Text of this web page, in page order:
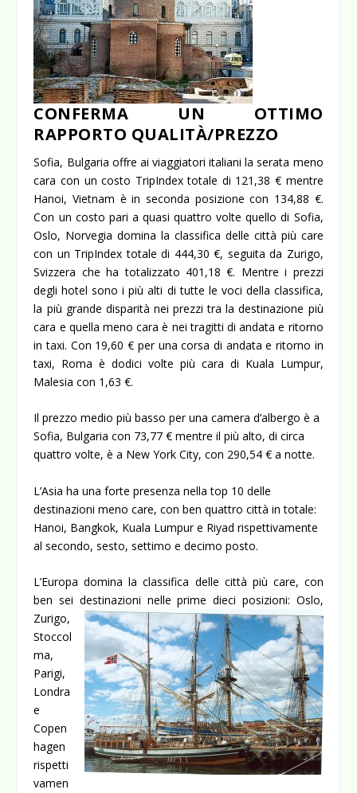
CONFERMA UN OTTIMO
RAPPORTO QUALITÀ/PREZZO
Sofia, Bulgaria offre ai viaggiatori italiani la serata meno
cara con un costo TripIndex totale di 121,38 € mentre
Hanoi, Vietnam è in seconda posizione con 134,88 €.
Con un costo pari a quasi quattro volte quello di Sofia,
Oslo, Norvegia domina la classifica delle città più care
con un TripIndex totale di 444,30 €, seguita da Zurigo,
Svizzera che ha totalizzato 401,18 €. Mentre i prezzi
degli hotel sono i più alti di tutte le voci della classifica,
la più grande disparità nei prezzi tra la destinazione più
cara e quella meno cara è nei tragitti di andata e ritorno
in taxi. Con 19,60 € per una corsa di andata e ritorno in
taxi, Roma è dodici volte più cara di Kuala Lumpur,
Malesia con 1,63 €.
Il prezzo medio più basso per una camera d’albergo è a
Sofia, Bulgaria con 73,77 € mentre il più alto, di circa
quattro volte, è a New York City, con 290,54 € a notte.
L’Asia ha una forte presenza nella top 10 delle
destinazioni meno care, con ben quattro città in totale:
Hanoi, Bangkok, Kuala Lumpur e Riyad rispettivamente
al secondo, sesto, settimo e decimo posto.
L’Europa domina la classifica delle città più care, con
ben sei destinazioni nelle prime dieci posizioni: Oslo,
Zurigo,
Stoccol
ma,
Parigi,
Londra
e
Copen
hagen
rispetti
vamen